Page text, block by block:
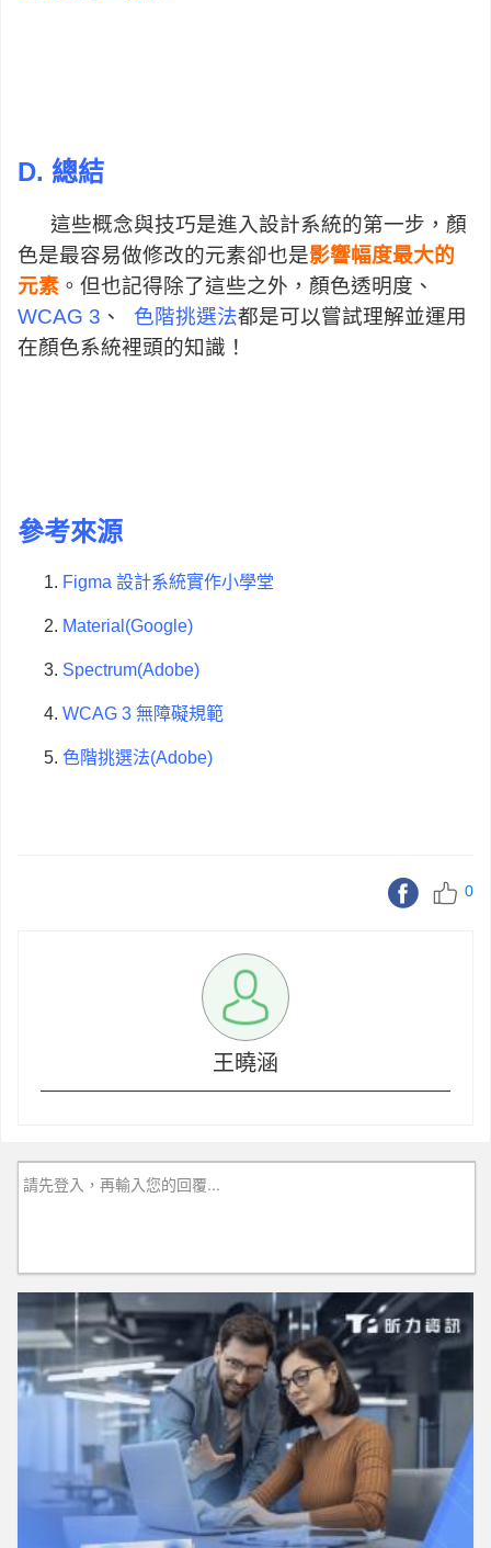
D. 總結
這些概念與技巧是進入設計系統的第一步，顏
色是最容易做修改的元素卻也是影響幅度最大的
元素 。但也記得除了這些之外，顏色透明度、
WCAG 3 、 色階挑選法都是可以嘗試理解並運用
在顏色系統裡頭的知識！
參考來源
1. Figma 設計系統實作小學堂
2. Material(Google)
3. Spectrum(Adobe)
4. WCAG 3 無障礙規範
5. 色階挑選法(Adobe)
0
王曉涵
請先登入，再輸入您的回覆...